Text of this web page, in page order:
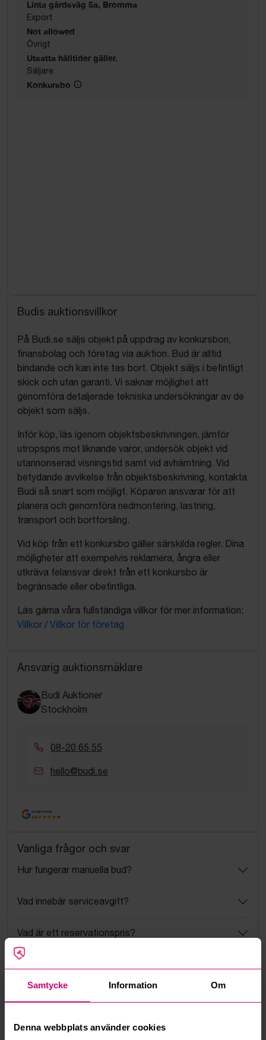
Samtycke Information Om
Denna webbplats använder cookies
Linta gårdsväg 5a, Bromma
Export
Not allowed
Övrigt
Utsatta hålltider gäller.
Säljare
Konkursbo
Budis auktionsvillkor
På Budi.se säljs objekt på uppdrag av konkursbon,
finansbolag och företag via auktion. Bud är alltid
bindande och kan inte tas bort. Objekt säljs i befintligt
skick och utan garanti. Vi saknar möjlighet att
genomföra detaljerade tekniska undersökningar av de
objekt som säljs.
Inför köp, läs igenom objektsbeskrivningen, jämför
utropspris mot liknande varor, undersök objekt vid
utannonserad visningstid samt vid avhämtning. Vid
betydande avvikelse från objektsbeskrivning, kontakta
Budi så snart som möjligt. Köparen ansvarar för att
planera och genomföra nedmontering, lastning,
transport och bortforsling.
Vid köp från ett konkursbo gäller särskilda regler. Dina
möjligheter att exempelvis reklamera, ångra eller
utkräva felansvar direkt från ett konkursbo är
begränsade eller obefintliga.
Läs gärna våra fullständiga villkor för mer information:
Villkor / Villkor för företag
Ansvarig auktionsmäklare
Budi Auktioner
Stockholm
08-20 65 55
hello@budi.se
Google Rating
4.5
Vanliga frågor och svar
Hur fungerar manuella bud?
Vad innebär serviceavgift?
Vad är ett reservationspris?
Kan jag ångra ett bud?